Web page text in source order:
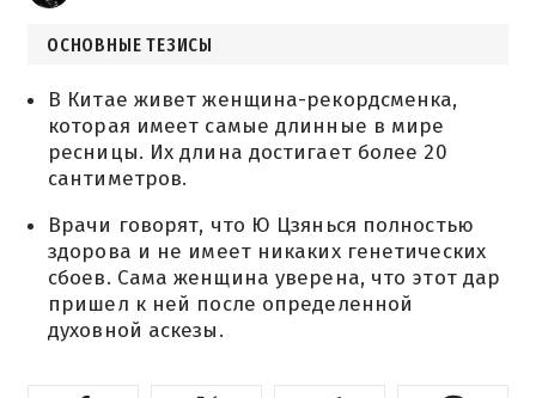
ОСНОВНЫЕ ТЕЗИСЫ
В Китае живет женщина-рекордсменка,
которая имеет самые длинные в мире
ресницы. Их длина достигает более 20
сантиметров.
Врачи говорят, что Ю Цзянься полностью
здорова и не имеет никаких генетических
сбоев. Сама женщина уверена, что этот дар
пришел к ней после определенной
духовной аскезы.